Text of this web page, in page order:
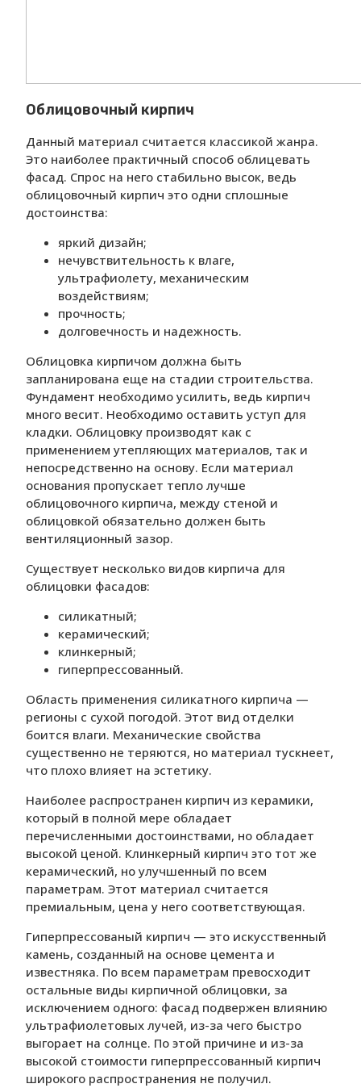
Облицовочный кирпич
Данный материал считается классикой жанра.
Это наиболее практичный способ облицевать
фасад. Спрос на него стабильно высок, ведь
облицовочный кирпич это одни сплошные
достоинства:
яркий дизайн;
нечувствительность к влаге,
ультрафиолету, механическим
воздействиям;
прочность;
долговечность и надежность.
Облицовка кирпичом должна быть
запланирована еще на стадии строительства.
Фундамент необходимо усилить, ведь кирпич
много весит. Необходимо оставить уступ для
кладки. Облицовку производят как с
применением утепляющих материалов, так и
непосредственно на основу. Если материал
основания пропускает тепло лучше
облицовочного кирпича, между стеной и
облицовкой обязательно должен быть
вентиляционный зазор.
Существует несколько видов кирпича для
облицовки фасадов:
силикатный;
керамический;
клинкерный;
гиперпрессованный.
Область применения силикатного кирпича —
регионы с сухой погодой. Этот вид отделки
боится влаги. Механические свойства
существенно не теряются, но материал тускнеет,
что плохо влияет на эстетику.
Наиболее распространен кирпич из керамики,
который в полной мере обладает
перечисленными достоинствами, но обладает
высокой ценой. Клинкерный кирпич это тот же
керамический, но улучшенный по всем
параметрам. Этот материал считается
премиальным, цена у него соответствующая.
Гиперпрессованый кирпич — это искусственный
камень, созданный на основе цемента и
известняка. По всем параметрам превосходит
остальные виды кирпичной облицовки, за
исключением одного: фасад подвержен влиянию
ультрафиолетовых лучей, из-за чего быстро
выгорает на солнце. По этой причине и из-за
высокой стоимости гиперпрессованный кирпич
широкого распространения не получил.